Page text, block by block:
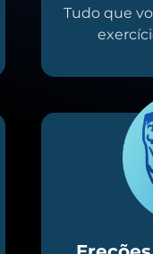
Tudo que